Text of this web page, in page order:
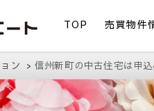
エート
TOP 売買物件
ン 信州新町の中古住宅は申